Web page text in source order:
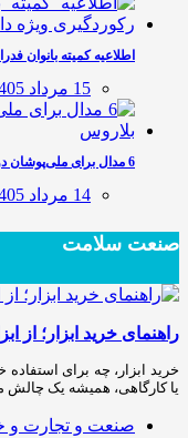
اطلاعیه کمیته بانوان
15 مرداد 1405
6 مدال برای ملی‌پوشان دوومیدانی در مسابقات…
14 مرداد 1405
صنعت سلامت
راهنمای خرید ابزار؛ از
خرید ابزار، چه برای
یا کارگاهی، همیشه یک
صنعت و تجارت و